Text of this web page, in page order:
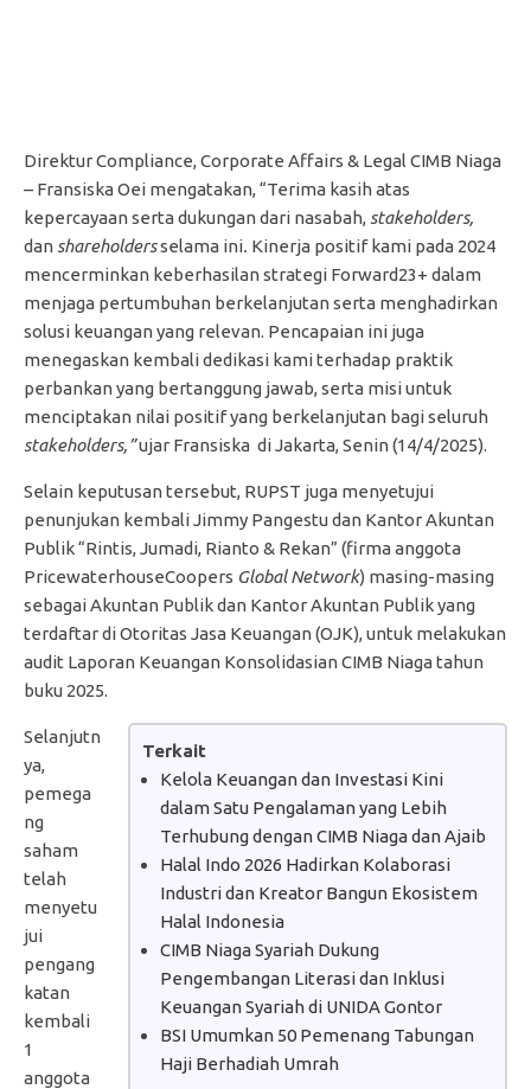
Direktur Compliance, Corporate Affairs & Legal CIMB Niaga
– Fransiska Oei mengatakan, “Terima kasih atas
kepercayaan serta dukungan dari nasabah, stakeholders,
dan shareholdersselama ini. Kinerja positif kami pada 2024
mencerminkan keberhasilan strategi Forward23+ dalam
menjaga pertumbuhan berkelanjutan serta menghadirkan
solusi keuangan yang relevan. Pencapaian ini juga
menegaskan kembali dedikasi kami terhadap praktik
perbankan yang bertanggung jawab, serta misi untuk
menciptakan nilai positif yang berkelanjutan bagi seluruh
stakeholders,”ujar Fransiska di Jakarta, Senin (14/4/2025).
Selain keputusan tersebut, RUPST juga menyetujui
penunjukan kembali Jimmy Pangestu dan Kantor Akuntan
Publik “Rintis, Jumadi, Rianto & Rekan” (firma anggota
PricewaterhouseCoopers Global Network) masing-masing
sebagai Akuntan Publik dan Kantor Akuntan Publik yang
terdaftar di Otoritas Jasa Keuangan (OJK), untuk melakukan
audit Laporan Keuangan Konsolidasian CIMB Niaga tahun
buku 2025.
Terkait
Kelola Keuangan dan Investasi Kini
dalam Satu Pengalaman yang Lebih
Terhubung dengan CIMB Niaga dan Ajaib
Halal Indo 2026 Hadirkan Kolaborasi
Industri dan Kreator Bangun Ekosistem
Halal Indonesia
CIMB Niaga Syariah Dukung
Pengembangan Literasi dan Inklusi
Keuangan Syariah di UNIDA Gontor
BSI Umumkan 50 Pemenang Tabungan
Haji Berhadiah Umrah
Selanjutn
ya,
pemega
ng
saham
telah
menyetu
jui
pengang
katan
kembali
1
anggota